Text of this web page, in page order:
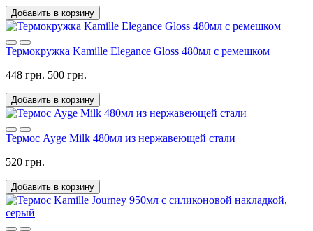
Добавить в корзину
Термокружка Kamille Elegance Gloss 480мл с ремешком
448 грн. 500 грн.
Добавить в корзину
Термос Ayge Milk 480мл из нержавеющей стали
520 грн.
Добавить в корзину